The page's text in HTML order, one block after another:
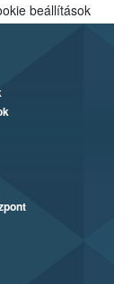
beállítások